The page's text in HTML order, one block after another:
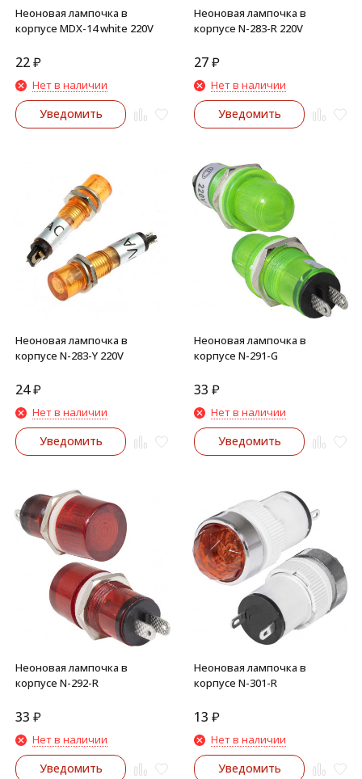
Неоновая лампочка в
корпусе MDX-14 white 220V
22₽
Нет в наличии
Уведомить
Неоновая лампочка в
корпусе N-283-R 220V
27₽
Нет в наличии
Уведомить
Неоновая лампочка в
корпусе N-283-Y 220V
24₽
Нет в наличии
Уведомить
Неоновая лампочка в
корпусе N-291-G
33 ₽
Нет в наличии
Уведомить
Неоновая лампочка в
корпусе N-292-R
33 ₽
Нет в наличии
Уведомить
Неоновая лампочка в
корпусе N-301-R
13 ₽
Нет в наличии
Уведомить